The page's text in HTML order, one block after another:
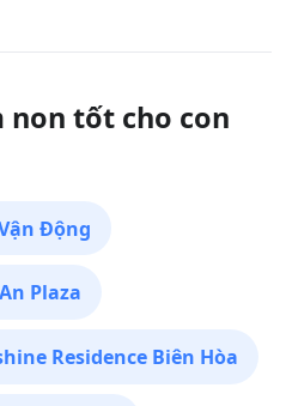
tốt cho con
Động
Plaza
Residence Biên Hòa